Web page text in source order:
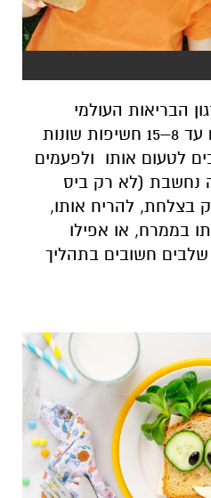
הבריאות העולמי
(WHO), נדרשות לעיתים עד 8–15 חשיפות שונות
לטעום אותו ולפעמים
נחשבת (לא רק ביס
בצלחת, להריח אותו,
בממרח, או אפילו
שלבים חשובים בתהליך